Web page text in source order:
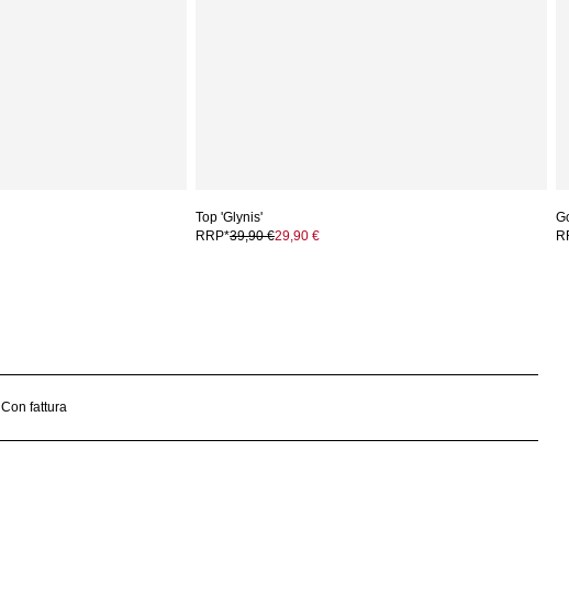
Top 'Glynis'
RRP*39,90 €29,90 €
Con fattura